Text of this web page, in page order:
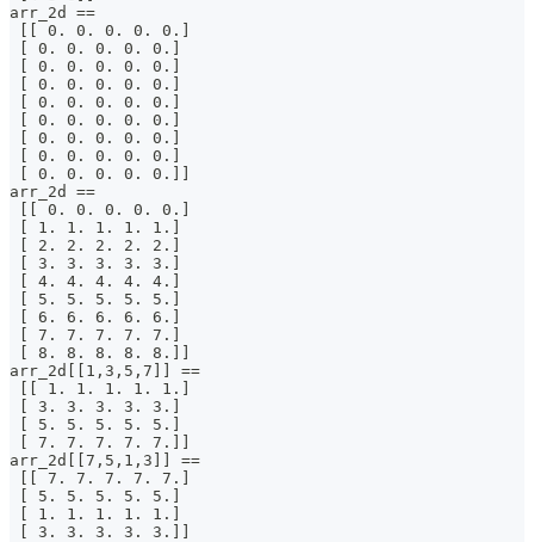
arr_2d ==
[[ 0. 0. 0. 0. 0.]
[ 0. 0. 0. 0. 0.]
[ 0. 0. 0. 0. 0.]
[ 0. 0. 0. 0. 0.]
[ 0. 0. 0. 0. 0.]
[ 0. 0. 0. 0. 0.]
[ 0. 0. 0. 0. 0.]
[ 0. 0. 0. 0. 0.]
[ 0. 0. 0. 0. 0.]]
arr_2d ==
[[ 0. 0. 0. 0. 0.]
[ 1. 1. 1. 1. 1.]
[ 2. 2. 2. 2. 2.]
[ 3. 3. 3. 3. 3.]
[ 4. 4. 4. 4. 4.]
[ 5. 5. 5. 5. 5.]
[ 6. 6. 6. 6. 6.]
[ 7. 7. 7. 7. 7.]
[ 8. 8. 8. 8. 8.]]
arr_2d[[1,3,5,7]] ==
[[ 1. 1. 1. 1. 1.]
[ 3. 3. 3. 3. 3.]
[ 5. 5. 5. 5. 5.]
[ 7. 7. 7. 7. 7.]]
arr_2d[[7,5,1,3]] ==
[[ 7. 7. 7. 7. 7.]
[ 5. 5. 5. 5. 5.]
[ 1. 1. 1. 1. 1.]
[ 3. 3. 3. 3. 3.]]